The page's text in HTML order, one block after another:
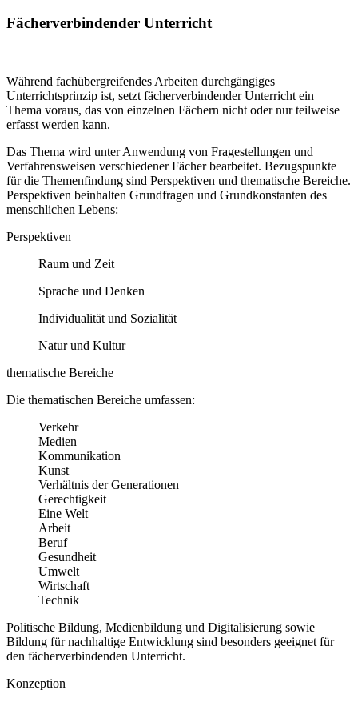
Fächerverbindender Unterricht
Während fachübergreifendes Arbeiten durchgängiges
Unterrichtsprinzip ist, setzt fächerverbindender Unterricht ein
Thema voraus, das von einzelnen Fächern nicht oder nur teilweise
erfasst werden kann.
Das Thema wird unter Anwendung von Fragestellungen und
Verfahrensweisen verschiedener Fächer bearbeitet. Bezugspunkte
für die Themenfindung sind Perspektiven und thematische Bereiche.
Perspektiven beinhalten Grundfragen und Grundkonstanten des
menschlichen Lebens:
Perspektiven
Raum und Zeit
Sprache und Denken
Individualität und Sozialität
Natur und Kultur
thematische Bereiche
Die thematischen Bereiche umfassen:
Verkehr
Medien
Kommunikation
Kunst
Verhältnis der Generationen
Gerechtigkeit
Eine Welt
Arbeit
Beruf
Gesundheit
Umwelt
Wirtschaft
Technik
Politische Bildung, Medienbildung und Digitalisierung sowie
Bildung für nachhaltige Entwicklung sind besonders geeignet für
den fächerverbindenden Unterricht.
Konzeption